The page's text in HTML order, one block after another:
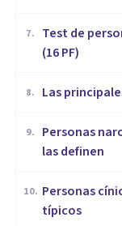
7.
Test de
(16 PF)
8. Las
9.
Personas
las definen
10. Personas
típicos